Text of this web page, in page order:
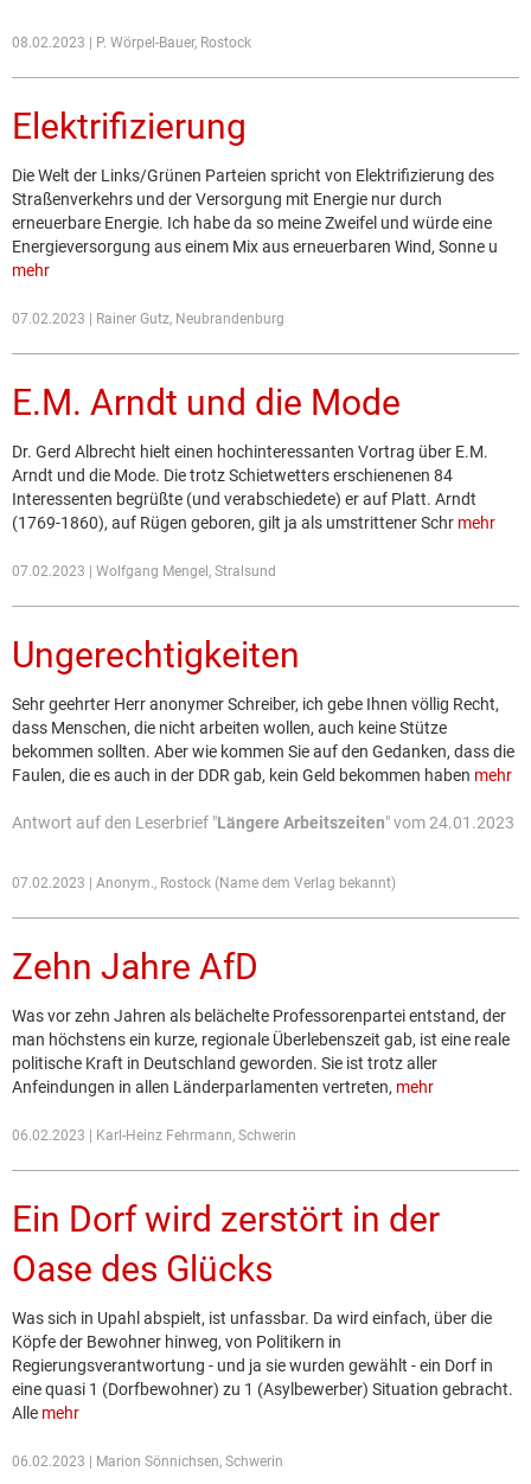
08.02.2023 | P. Wörpel-Bauer, Rostock
Elektrifizierung
Die Welt der Links/Grünen Parteien spricht von Elektrifizierung des
Straßenverkehrs und der Versorgung mit Energie nur durch
erneuerbare Energie. Ich habe da so meine Zweifel und würde eine
Energieversorgung aus einem Mix aus erneuerbaren Wind, Sonne u
mehr
07.02.2023 | Rainer Gutz, Neubrandenburg
E.M. Arndt und die Mode
Dr. Gerd Albrecht hielt einen hochinteressanten Vortrag über E.M.
Arndt und die Mode. Die trotz Schietwetters erschienenen 84
Interessenten begrüßte (und verabschiedete) er auf Platt. Arndt
(1769-1860), auf Rügen geboren, gilt ja als umstrittener Schr mehr
07.02.2023 | Wolfgang Mengel, Stralsund
Ungerechtigkeiten
Sehr geehrter Herr anonymer Schreiber, ich gebe Ihnen völlig Recht,
dass Menschen, die nicht arbeiten wollen, auch keine Stütze
bekommen sollten. Aber wie kommen Sie auf den Gedanken, dass die
Faulen, die es auch in der DDR gab, kein Geld bekommen haben mehr
Antwort auf den Leserbrief "Längere Arbeitszeiten" vom 24.01.2023
07.02.2023 | Anonym., Rostock (Name dem Verlag bekannt)
Zehn Jahre AfD
Was vor zehn Jahren als belächelte Professorenpartei entstand, der
man höchstens ein kurze, regionale Überlebenszeit gab, ist eine reale
politische Kraft in Deutschland geworden. Sie ist trotz aller
Anfeindungen in allen Länderparlamenten vertreten, mehr
06.02.2023 | Karl-Heinz Fehrmann, Schwerin
Ein Dorf wird zerstört in der
Oase des Glücks
Was sich in Upahl abspielt, ist unfassbar. Da wird einfach, über die
Köpfe der Bewohner hinweg, von Politikern in
Regierungsverantwortung - und ja sie wurden gewählt - ein Dorf in
eine quasi 1 (Dorfbewohner) zu 1 (Asylbewerber) Situation gebracht.
Alle mehr
06.02.2023 | Marion Sönnichsen, Schwerin